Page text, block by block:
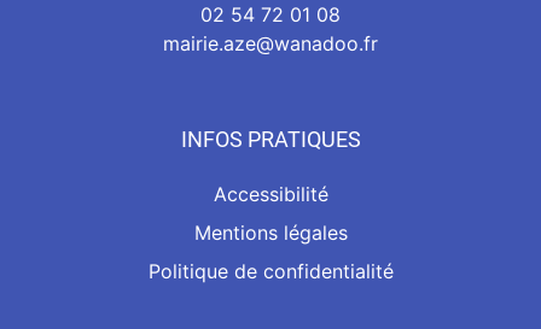
02 54 72 01 08
mairie.aze@wanadoo.fr
INFOS PRATIQUES
Accessibilité
Mentions légales
Politique de confidentialité